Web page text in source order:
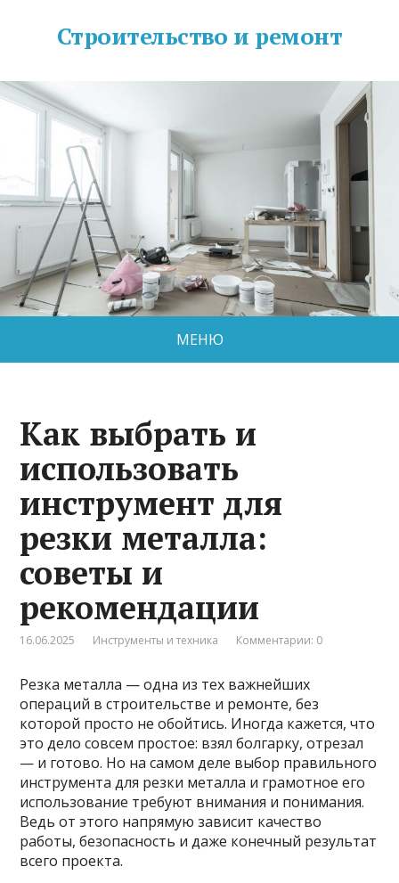
Строительство и ремонт
МЕНЮ
Как выбрать и
использовать
инструмент для
резки металла:
советы и
рекомендации
16.06.2025 Инструменты и техника Комментарии: 0
Резка металла — одна из тех важнейших
операций в строительстве и ремонте, без
которой просто не обойтись. Иногда кажется, что
это дело совсем простое: взял болгарку, отрезал
— и готово. Но на самом деле выбор правильного
инструмента для резки металла и грамотное его
использование требуют внимания и понимания.
Ведь от этого напрямую зависит качество
работы, безопасность и даже конечный результат
всего проекта.